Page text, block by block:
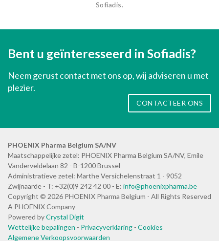
Sofiadis.
Bent u geïnteresseerd in Sofiadis?
Neem gerust contact met ons op, wij adviseren u met
plezier.
CONTACTEER ONS
PHOENIX Pharma Belgium SA/NV
Maatschappelijke zetel: PHOENIX Pharma Belgium SA/NV, Emile
Vanderveldelaan 82 - B-1200 Brussel
Administratieve zetel: Marthe Versichelenstraat 1 - 9052
Zwijnaarde - T: +32(0)9 242 42 00 - E: info@phoenixpharma.be
Copyright © 2026 PHOENIX Pharma Belgium - All Rights Reserved
A PHOENIX Company
Powered byCrystal Digit
Wettelijke bepalingen - Privacyverklaring - Cookies
Algemene Verkoopsvoorwaarden